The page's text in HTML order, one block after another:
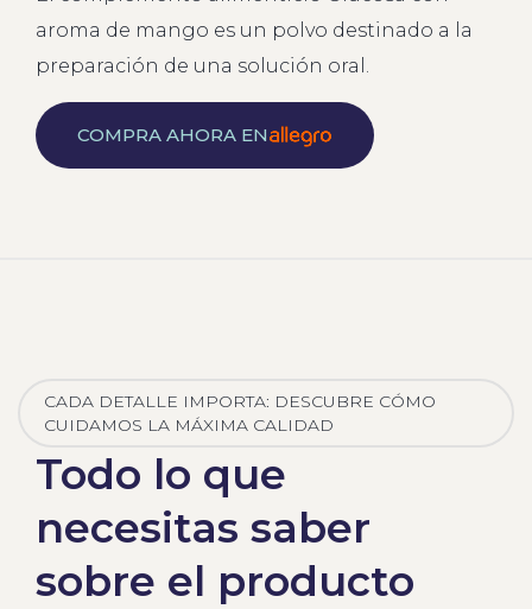
aroma de mango es un polvo destinado a la
preparación de una solución oral.
COMPRA AHORA EN
CADA DETALLE IMPORTA: DESCUBRE CÓMO
CUIDAMOS LA MÁXIMA CALIDAD
Todo lo que
necesitas saber
sobre el producto